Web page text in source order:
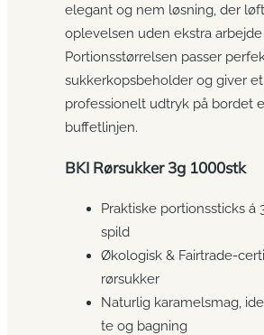
elegant og nem løsning, der
oplevelsen uden ekstra
Portionsstørrelsen passer
sukkerkopsbeholder og giver et
professionelt udtryk på bordet
buffetlinjen.
BKI Rørsukker 3g 1000stk
Praktiske portionssticks á
spild
Økologisk & Fairtrade-
rørsukker
Naturlig karamelsmag,
te og bagning